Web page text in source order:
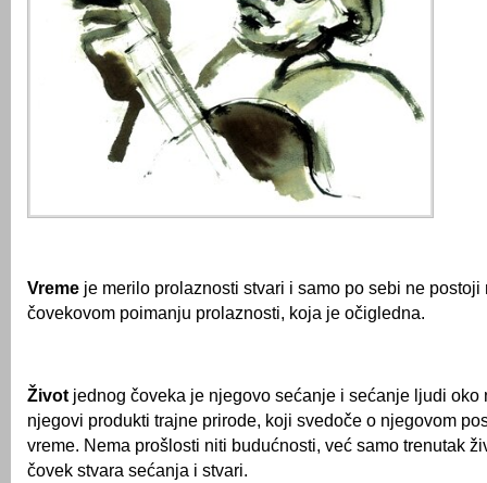
Vreme je merilo prolaznosti stvari i samo po sebi ne postoji
čovekovom poimanju prolaznosti, koja je očigledna.
Život jednog čoveka je njegovo sećanje i sećanje ljudi oko
njegovi produkti trajne prirode, koji svedoče o njegovom
vreme. Nema prošlosti niti budućnosti, već samo trenutak
čovek stvara sećanja i stvari.